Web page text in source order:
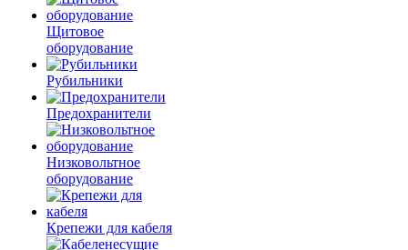
Щитовое
оборудование
Рубильники
Предохранители
Низковольтное
оборудование
Крепежи для кабеля